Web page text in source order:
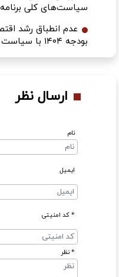
سیاست‌های کلی
عدم انطباق رشد
بودجه ۱۴۰۴ با سیاست های کلی برنامه هفتم
ارسال نظر
نام
ایمیل
* کد امنیتی
* نظر